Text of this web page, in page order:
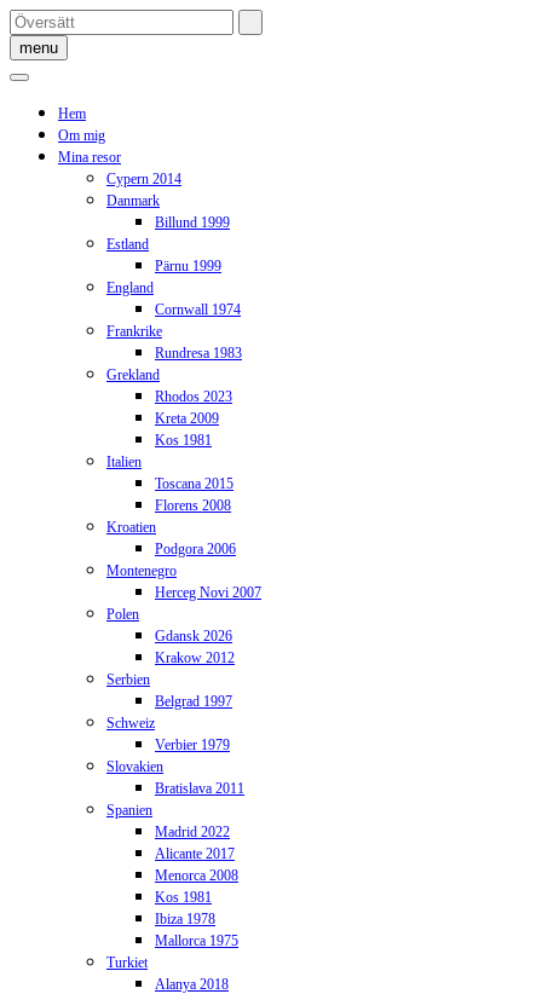
Skip
to
content
menu
Hem
Om mig
Mina resor
Cypern 2014
Danmark
Billund 1999
Estland
Pärnu 1999
England
Cornwall 1974
Frankrike
Rundresa 1983
Grekland
Rhodos 2023
Kreta 2009
Kos 1981
Italien
Toscana 2015
Florens 2008
Kroatien
Podgora 2006
Montenegro
Herceg Novi 2007
Polen
Gdansk 2026
Krakow 2012
Serbien
Belgrad 1997
Schweiz
Verbier 1979
Slovakien
Bratislava 2011
Spanien
Madrid 2022
Alicante 2017
Menorca 2008
Kos 1981
Ibiza 1978
Mallorca 1975
Turkiet
Alanya 2018